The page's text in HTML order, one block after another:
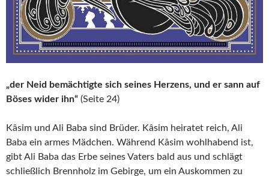
„der Neid bemächtigte sich seines Herzens, und er sann auf
Böses wider ihn“ (Seite 24)
Kâsim und Ali Baba sind Brüder. Kâsim heiratet reich, Ali
Baba ein armes Mädchen. Während Kâsim wohlhabend ist,
gibt Ali Baba das Erbe seines Vaters bald aus und schlägt
schließlich Brennholz im Gebirge, um ein Auskommen zu